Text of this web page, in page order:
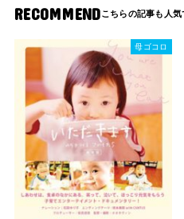
RECOMMEND
母ゴコロ